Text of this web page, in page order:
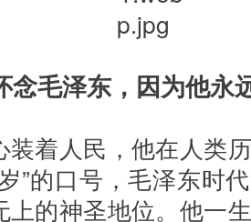
念毛泽东，因为他永
着人民，他在人类
”的口号，毛泽东时
上的神圣地位。他一